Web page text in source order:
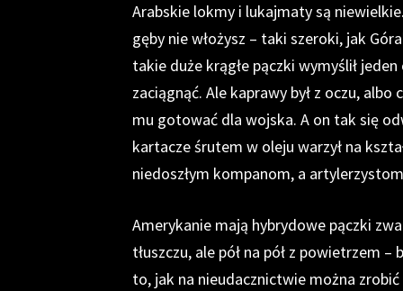
Arabskie lokmy i lukajmaty są
gęby nie włożysz – taki szeroki, jak
takie duże krągłe pączki wymyślił
zaciągnąć. Ale kaprawy był z oczu,
mu gotować dla wojska. A on tak się
kartacze śrutem w oleju warzył na
niedoszłym kompanom, a
Amerykanie mają hybrydowe pączki
tłuszczu, ale pół na pół z powietrzem
to, jak na nieudacznictwie można zrobić